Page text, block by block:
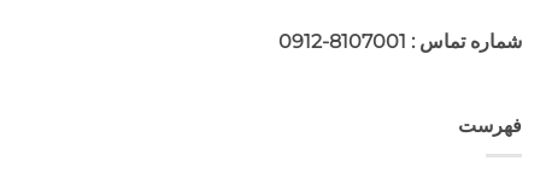
: 8107001-0912